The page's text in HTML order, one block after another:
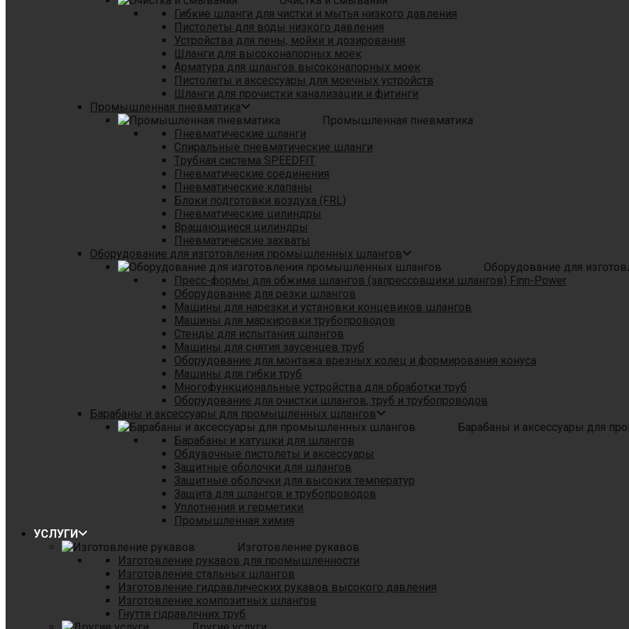
Гибкие шланги для чистки и мытья низкого давления
Пистолеты для воды низкого давления
Устройства для пены, мойки и дозирования
Шланги для высоконапорных моек
Арматура для шлангов высоконапорных моек
Пистолеты и аксессуары для моечных устройств
Шланги для прочистки канализации и фитинги
Промышленная пневматика
Промышленная пневматика
Пневматические шланги
Спиральные пневматические шланги
Tрубная система SPEEDFIT
Пневматические соединения
Пневматические клапаны
Блоки подготовки воздуха (FRL)
Пневматические цилиндры
Вращающиеся цилиндры
Пневматические захваты
Оборудование для изготовления промышленных шлангов
Оборудование для
Пресс-формы для обжима шлангов (запрессовщики шлангов) Finn-Power
Оборудование для резки шлангов
Машины для нарезки и установки концевиков шлангов
Машины для маркировки трубопроводов
Стенды для испытания шлангов
Машины для снятия заусенцев труб
Оборудование для монтажа врезных колец и формирования конуса
Машины для гибки труб
Многофункциональные устройства для обработки труб
Оборудование для очистки шлангов, труб и трубопроводов
Барабаны и аксессуары для промышленных шлангов
Барабаны и аксессуары для
Барабаны и катушки для шлангов
Обдувочные пистолеты и аксессуары
Защитные оболочки для шлангов
Защитные оболочки для высоких температур
Защита для шлангов и трубопроводов
Уплотнения и герметики
Промышленная химия
УСЛУГИ
Изготовление рукавов
Изготовление рукавов для промышленности
Изготовление стальных шлангов
Изготовление гидравлических рукавов высокого давления
Изготовление композитных шлангов
Гнуття гідравлічних труб